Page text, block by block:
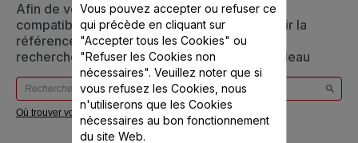
Afin de vous assurer que cet article est bien
compatible avec votre appareil, veuillez saisir la
référence de votre produit dans la barre de
recherche ci-dessous ou vous référer au tableau
Où trouver votre référence ?
Vous pouvez accepter ou refuser ce
qui précède en cliquant sur
"Accepter tous les Cookies" ou
"Refuser les Cookies non
nécessaires". Veuillez noter que si
vous refusez les Cookies, nous
n'utiliserons que les Cookies
nécessaires au bon fonctionnement
du site Web.